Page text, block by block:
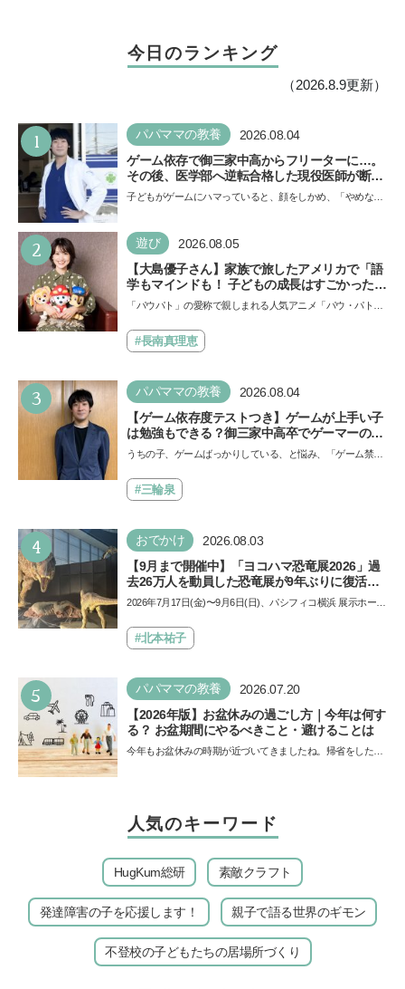
今日のランキング
（2026.8.9更新）
1 パパママの教養 2026.08.04
ゲーム依存で御三家中高からフリーターに…。
その後、医学部へ逆転合格した現役医師が断言
「ゲームの経験が受験勉強に役立った」そう考
子どもがゲームにハマっていると、顔をしかめ、「やめなさ
い…
2 遊び 2026.08.05
【大島優子さん】家族で旅したアメリカで「語
学もマインドも！ 子どもの成長はすごかった」
声優をつとめた映画『パウ・パトロール ザ・ダ
できると子どもに知ってほしい
「パウパト」の愛称で親しまれる人気アニメ「パウ・パトロ
ザ…
#長南真理恵
3 パパママの教養 2026.08.04
【ゲーム依存度テストつき】ゲームが上手い子
は勉強もできる？御三家中高卒でゲーマーの医
師・阿部智史さんが教えるゲームしながら受験
うちの子、ゲームばっかりしている、と悩み、「ゲーム禁
も…
#三輪泉
4 おでかけ 2026.08.03
【9月まで開催中】「ヨコハマ恐竜展2026」過
去26万人を動員した恐竜展が9年ぶりに復活！
夏休みのおでかけで楽しむポイントを完全ガイ
2026年7月17日(金)〜9月6日(日)、パシフィコ横浜 展示ホール
催…
#北本祐子
5 パパママの教養 2026.07.20
【2026年版】お盆休みの過ごし方｜今年は何す
る？ お盆期間にやるべきこと・避けることは
今年もお盆休みの時期が近づいてきましたね。帰省をした
人気のキーワード
HugKum総研 素敵クラフト
発達障害の子を応援します！ 親子で語る世界のギモン
不登校の子どもたちの居場所づくり